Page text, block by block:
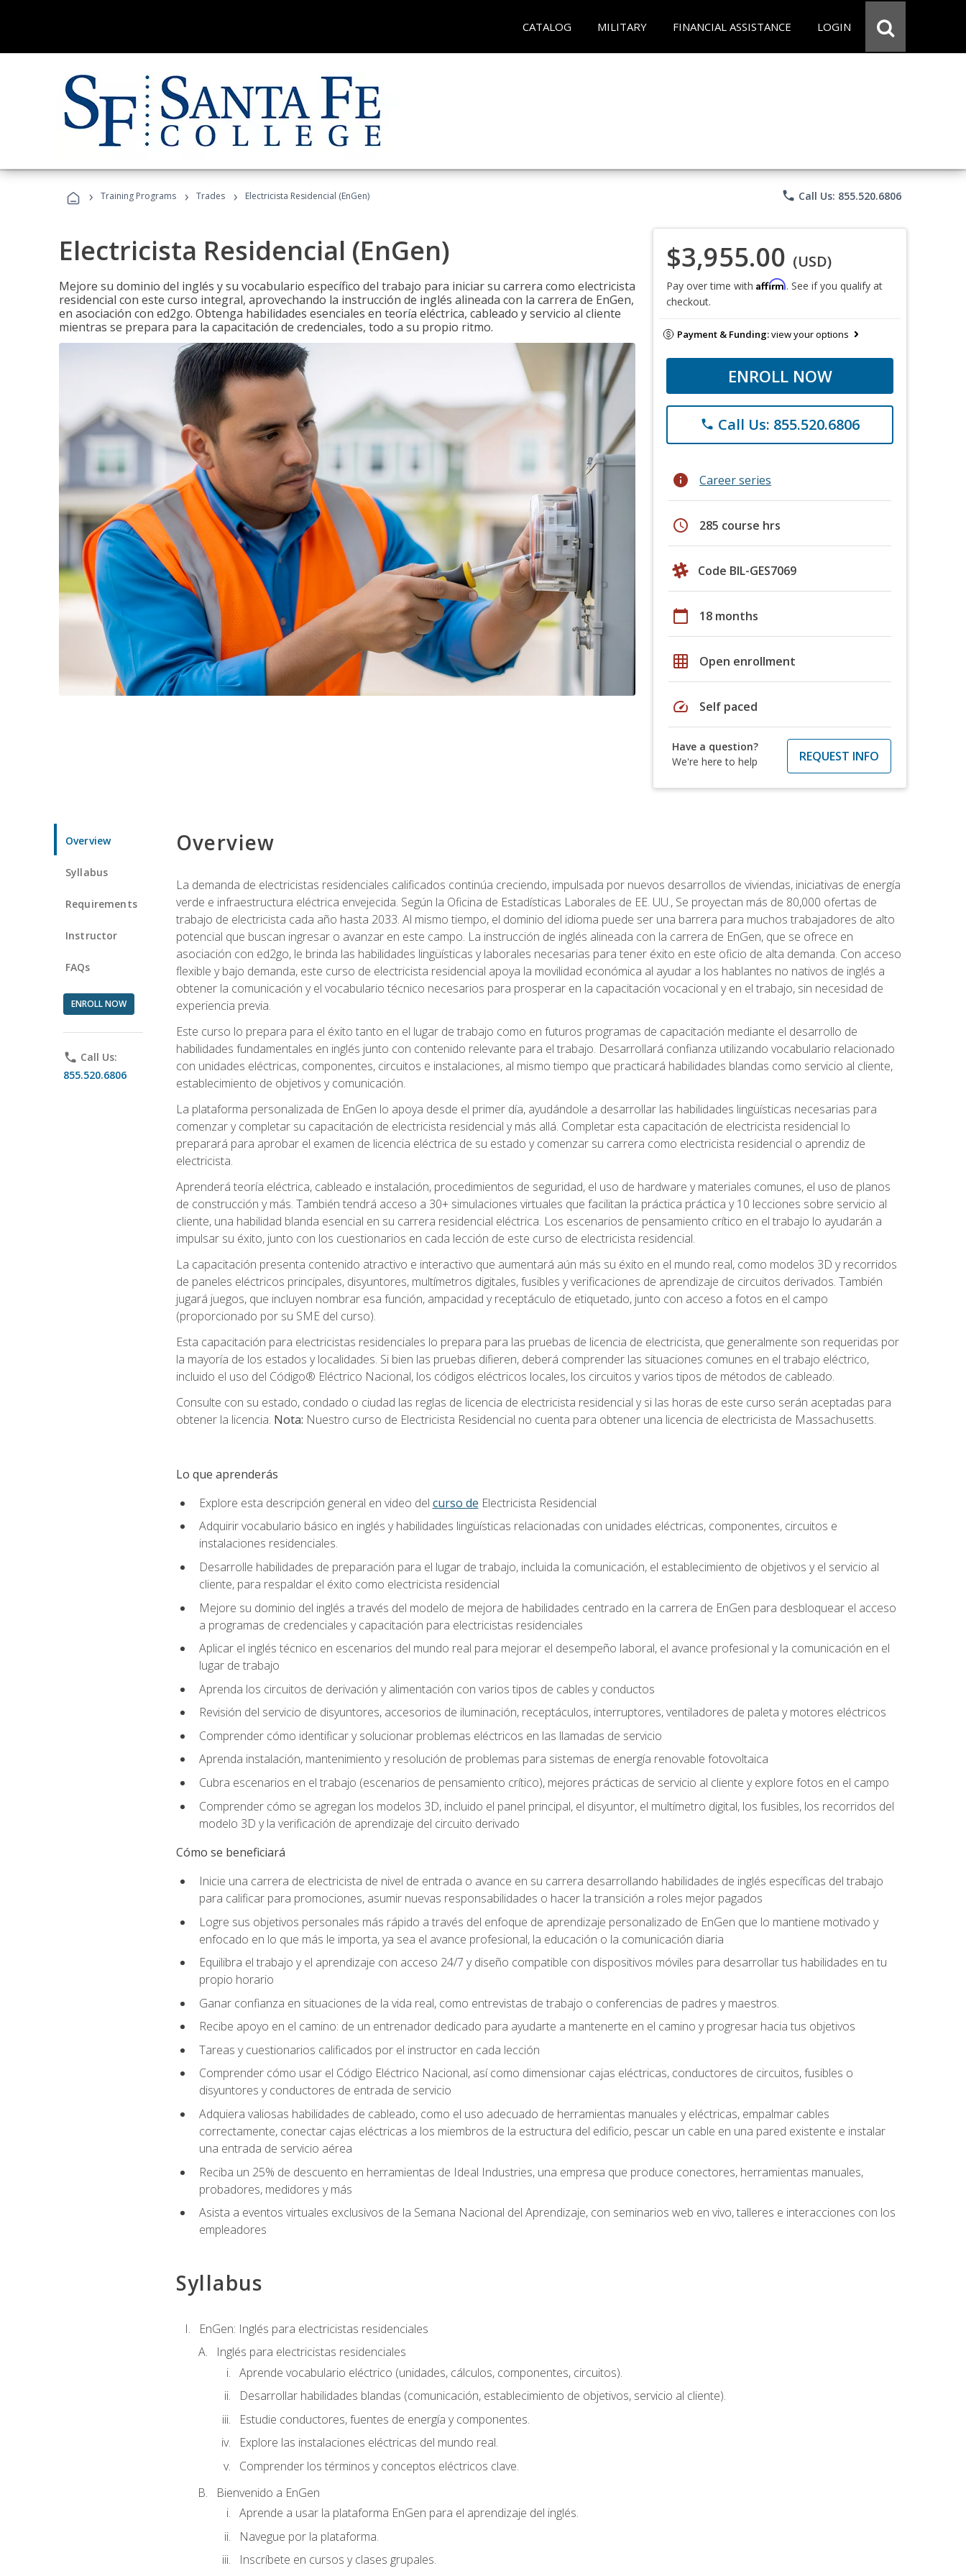
CATALOG MILITARY FINANCIAL ASSISTANCE LOGIN
› Training Programs › Trades › Electricista Residencial (EnGen) phone Call Us: 855.520.6806
Electricista Residencial (EnGen)
Mejore su dominio del inglés y su vocabulario específico del trabajo para iniciar su carrera como electricista
residencial con este curso integral, aprovechando la instrucción de inglés alineada con la carrera de EnGen,
en asociación con ed2go. Obtenga habilidades esenciales en teoría eléctrica, cableado y servicio al cliente
mientras se prepara para la capacitación de credenciales, todo a su propio ritmo.
$3,955.00 (USD)
Pay over time with Affirm. See if you qualify at
checkout.
Payment & Funding:view your options
ENROLL NOW
phone Call Us: 855.520.6806
info Career series
schedule 285 course hrs
Code BIL-GES7069
calendar_today 18 months
grid_on Open enrollment
speed Self paced
Have a question?
We're here to help
REQUEST INFO
Overview
Syllabus
Requirements
Instructor
FAQs
ENROLL NOW
phone Call Us:
855.520.6806
Overview
La demanda de electricistas residenciales calificados continúa creciendo, impulsada por nuevos desarrollos de viviendas, iniciativas de energía
verde e infraestructura eléctrica envejecida. Según la Oficina de Estadísticas Laborales de EE. UU., Se proyectan más de 80,000 ofertas de
trabajo de electricista cada año hasta 2033. Al mismo tiempo, el dominio del idioma puede ser una barrera para muchos trabajadores de alto
potencial que buscan ingresar o avanzar en este campo. La instrucción de inglés alineada con la carrera de EnGen, que se ofrece en
asociación con ed2go, le brinda las habilidades lingüísticas y laborales necesarias para tener éxito en este oficio de alta demanda. Con acceso
flexible y bajo demanda, este curso de electricista residencial apoya la movilidad económica al ayudar a los hablantes no nativos de inglés a
obtener la comunicación y el vocabulario técnico necesarios para prosperar en la capacitación vocacional y en el trabajo, sin necesidad de
experiencia previa.
Este curso lo prepara para el éxito tanto en el lugar de trabajo como en futuros programas de capacitación mediante el desarrollo de
habilidades fundamentales en inglés junto con contenido relevante para el trabajo. Desarrollará confianza utilizando vocabulario relacionado
con unidades eléctricas, componentes, circuitos e instalaciones, al mismo tiempo que practicará habilidades blandas como servicio al cliente,
establecimiento de objetivos y comunicación.
La plataforma personalizada de EnGen lo apoya desde el primer día, ayudándole a desarrollar las habilidades lingüísticas necesarias para
comenzar y completar su capacitación de electricista residencial y más allá. Completar esta capacitación de electricista residencial lo
preparará para aprobar el examen de licencia eléctrica de su estado y comenzar su carrera como electricista residencial o aprendiz de
electricista.
Aprenderá teoría eléctrica, cableado e instalación, procedimientos de seguridad, el uso de hardware y materiales comunes, el uso de planos
de construcción y más. También tendrá acceso a 30+ simulaciones virtuales que facilitan la práctica práctica y 10 lecciones sobre servicio al
cliente, una habilidad blanda esencial en su carrera residencial eléctrica. Los escenarios de pensamiento crítico en el trabajo lo ayudarán a
impulsar su éxito, junto con los cuestionarios en cada lección de este curso de electricista residencial.
La capacitación presenta contenido atractivo e interactivo que aumentará aún más su éxito en el mundo real, como modelos 3D y recorridos
de paneles eléctricos principales, disyuntores, multímetros digitales, fusibles y verificaciones de aprendizaje de circuitos derivados. También
jugará juegos, que incluyen nombrar esa función, ampacidad y receptáculo de etiquetado, junto con acceso a fotos en el campo
(proporcionado por su SME del curso).
Esta capacitación para electricistas residenciales lo prepara para las pruebas de licencia de electricista, que generalmente son requeridas por
la mayoría de los estados y localidades. Si bien las pruebas difieren, deberá comprender las situaciones comunes en el trabajo eléctrico,
incluido el uso del Código® Eléctrico Nacional, los códigos eléctricos locales, los circuitos y varios tipos de métodos de cableado.
Consulte con su estado, condado o ciudad las reglas de licencia de electricista residencial y si las horas de este curso serán aceptadas para
obtener la licencia. Nota: Nuestro curso de Electricista Residencial no cuenta para obtener una licencia de electricista de Massachusetts.
Lo que aprenderás
Explore esta descripción general en video del curso de Electricista Residencial
Adquirir vocabulario básico en inglés y habilidades lingüísticas relacionadas con unidades eléctricas, componentes, circuitos e
instalaciones residenciales.
Desarrolle habilidades de preparación para el lugar de trabajo, incluida la comunicación, el establecimiento de objetivos y el servicio al
cliente, para respaldar el éxito como electricista residencial
Mejore su dominio del inglés a través del modelo de mejora de habilidades centrado en la carrera de EnGen para desbloquear el acceso
a programas de credenciales y capacitación para electricistas residenciales
Aplicar el inglés técnico en escenarios del mundo real para mejorar el desempeño laboral, el avance profesional y la comunicación en el
lugar de trabajo
Aprenda los circuitos de derivación y alimentación con varios tipos de cables y conductos
Revisión del servicio de disyuntores, accesorios de iluminación, receptáculos, interruptores, ventiladores de paleta y motores eléctricos
Comprender cómo identificar y solucionar problemas eléctricos en las llamadas de servicio
Aprenda instalación, mantenimiento y resolución de problemas para sistemas de energía renovable fotovoltaica
Cubra escenarios en el trabajo (escenarios de pensamiento crítico), mejores prácticas de servicio al cliente y explore fotos en el campo
Comprender cómo se agregan los modelos 3D, incluido el panel principal, el disyuntor, el multímetro digital, los fusibles, los recorridos del
modelo 3D y la verificación de aprendizaje del circuito derivado
Cómo se beneficiará
Inicie una carrera de electricista de nivel de entrada o avance en su carrera desarrollando habilidades de inglés específicas del trabajo
para calificar para promociones, asumir nuevas responsabilidades o hacer la transición a roles mejor pagados
Logre sus objetivos personales más rápido a través del enfoque de aprendizaje personalizado de EnGen que lo mantiene motivado y
enfocado en lo que más le importa, ya sea el avance profesional, la educación o la comunicación diaria
Equilibra el trabajo y el aprendizaje con acceso 24/7 y diseño compatible con dispositivos móviles para desarrollar tus habilidades en tu
propio horario
Ganar confianza en situaciones de la vida real, como entrevistas de trabajo o conferencias de padres y maestros.
Recibe apoyo en el camino: de un entrenador dedicado para ayudarte a mantenerte en el camino y progresar hacia tus objetivos
Tareas y cuestionarios calificados por el instructor en cada lección
Comprender cómo usar el Código Eléctrico Nacional, así como dimensionar cajas eléctricas, conductores de circuitos, fusibles o
disyuntores y conductores de entrada de servicio
Adquiera valiosas habilidades de cableado, como el uso adecuado de herramientas manuales y eléctricas, empalmar cables
correctamente, conectar cajas eléctricas a los miembros de la estructura del edificio, pescar un cable en una pared existente e instalar
una entrada de servicio aérea
Reciba un 25% de descuento en herramientas de Ideal Industries, una empresa que produce conectores, herramientas manuales,
probadores, medidores y más
Asista a eventos virtuales exclusivos de la Semana Nacional del Aprendizaje, con seminarios web en vivo, talleres e interacciones con los
empleadores
Syllabus
EnGen: Inglés para electricistas residenciales
Inglés para electricistas residenciales
Aprende vocabulario eléctrico (unidades, cálculos, componentes, circuitos).
Desarrollar habilidades blandas (comunicación, establecimiento de objetivos, servicio al cliente).
Estudie conductores, fuentes de energía y componentes.
Explore las instalaciones eléctricas del mundo real.
Comprender los términos y conceptos eléctricos clave.
Bienvenido a EnGen
Aprende a usar la plataforma EnGen para el aprendizaje del inglés.
Navegue por la plataforma.
Inscríbete en cursos y clases grupales.